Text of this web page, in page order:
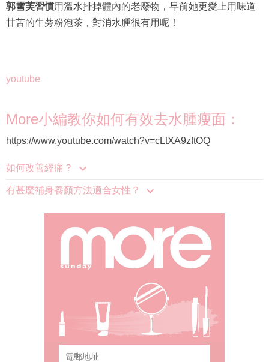
郭雪芙習慣用溫水排掉體內的老廢物，早前她更愛上用味道
甘苦的牛蒡粉泡茶，對消水腫很有用呢！
youtube
https://www.youtube.com/watch?v=cLtXA9zftOQ